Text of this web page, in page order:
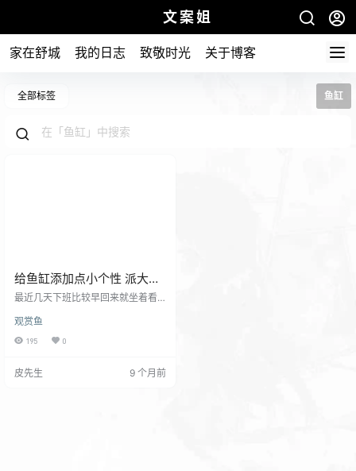
文案姐
家在舒城 我的日志 致敬时光 关于博客
全部标签 鱼缸
给鱼缸添加点小个性 派大星
银行卡卡面
最近几天下班比较早回来就坐着看
着！ 看着看着就想给加个小摆件！
所以就在网上订了个石刻。 想了好
到窗户边缸里的青龙石开始长澡
观赏鱼
195 0
皮先生 9 个月前